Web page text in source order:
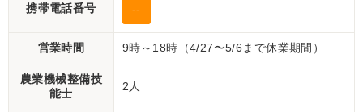
携帯電話番号 --
営業時間 9時～18時（4/27〜5/6まで休業期間）
農業機械整備技
能士
2人